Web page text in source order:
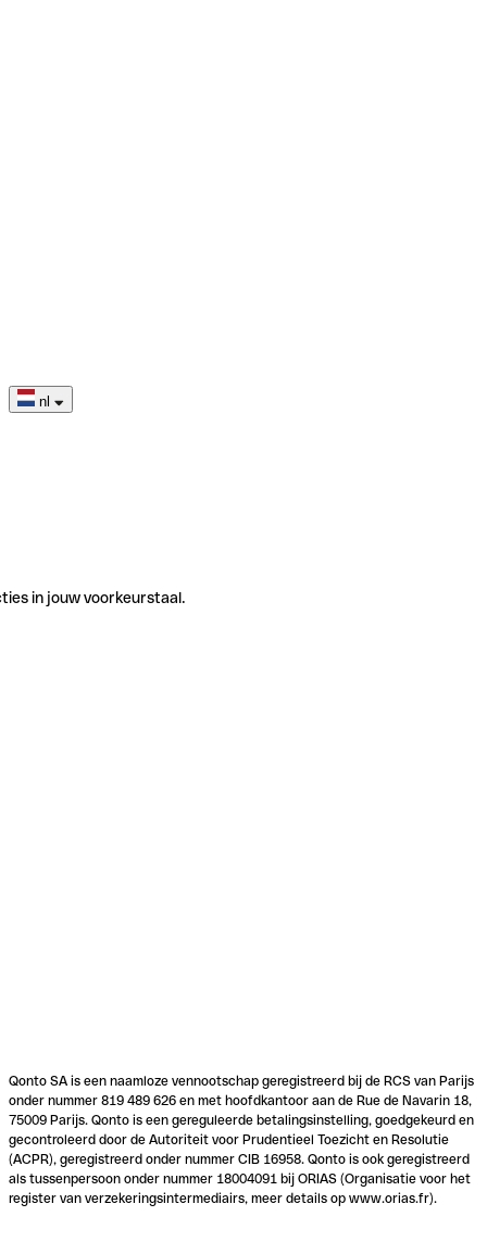
nl
in jouw voorkeurstaal.
Qonto SA is een naamloze vennootschap geregistreerd bij de RCS van Parijs
onder nummer 819 489 626 en met hoofdkantoor aan de Rue de Navarin 18,
75009 Parijs. Qonto is een gereguleerde betalingsinstelling, goedgekeurd en
gecontroleerd door de Autoriteit voor Prudentieel Toezicht en Resolutie
(ACPR), geregistreerd onder nummer CIB 16958. Qonto is ook geregistreerd
als tussenpersoon onder nummer 18004091 bij ORIAS (Organisatie voor het
register van verzekeringsintermediairs, meer details op www.orias.fr).